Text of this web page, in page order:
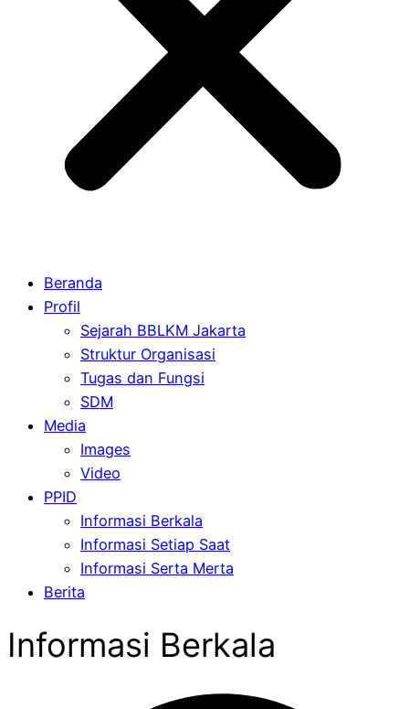
Beranda
Profil
Sejarah BBLKM Jakarta
Struktur Organisasi
Tugas dan Fungsi
SDM
Media
Images
Video
PPID
Informasi Berkala
Informasi Setiap Saat
Informasi Serta Merta
Berita
Informasi Berkala